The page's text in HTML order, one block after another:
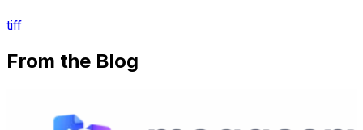
tiff
From the Blog